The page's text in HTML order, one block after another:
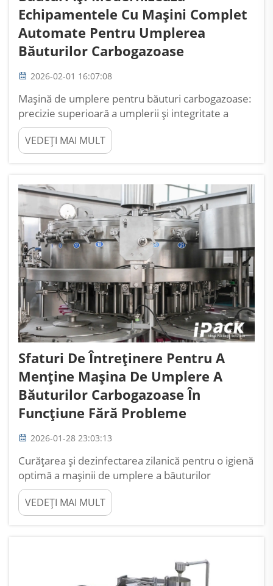
Echipamentele Cu Mașini Complet
Automate Pentru Umplerea
Băuturilor Carbogazoase
2026-02-01 16:07:08
Mașină de umplere pentru băuturi carbogazoase:
precizie superioară a umplerii și integritate a
carbonatării, grație tehnologiei izobarice. Cum
păstrează umplerea izobarică (cu presiune)
nivelurile de CO₂ și previne formarea spumei.
cu contrapresiune, funcționează...
VEDEȚI MAI MULT
Sfaturi De Întreținere Pentru A
Menține Mașina De Umplere A
Băuturilor Carbogazoase În
Funcțiune Fără Probleme
2026-01-28 23:03:13
Curățarea și dezinfectarea zilanică pentru o igienă
optimă a mașinii de umplere a băuturilor
carbogazoase. Menținerea unor protocoale
riguroase de igienă este esențială în operațiunile
de umplere a băuturilor carbogazoase.
VEDEȚI MAI MULT